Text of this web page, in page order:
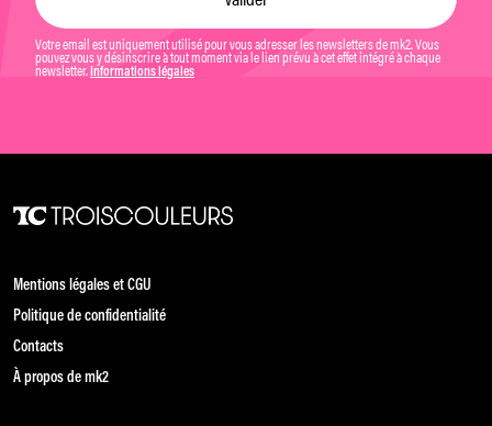
Votre email est uniquement utilisé pour vous adresser les newsletters de mk2. Vous
pouvez vous y désinscrire à tout moment via le lien prévu à cet effet intégré à chaque
newsletter. Informations légales
Mentions légales et CGU
Politique de confidentialité
Contacts
À propos de mk2